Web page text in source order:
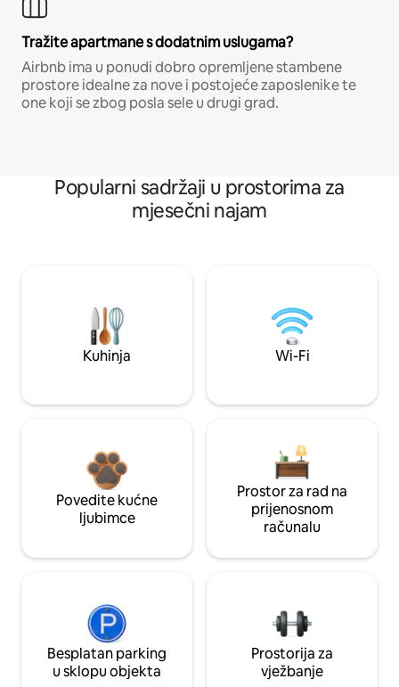
Tražite apartmane s dodatnim uslugama?
Airbnb ima u ponudi dobro opremljene stambene
prostore idealne za nove i postojeće zaposlenike te
one koji se zbog posla sele u drugi grad.
Popularni sadržaji u prostorima za
mjesečni najam
Kuhinja Wi-Fi
Povedite kućne
ljubimce
Prostor za rad na
prijenosnom
računalu
Besplatan parking
u sklopu objekta
Prostorija za
vježbanje